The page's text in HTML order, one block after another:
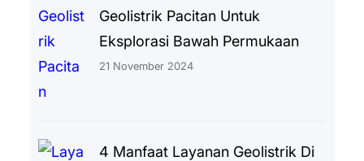
Geolistrik Pacitan Untuk
Eksplorasi Bawah Permukaan
21 November 2024
4 Manfaat Layanan Geolistrik Di